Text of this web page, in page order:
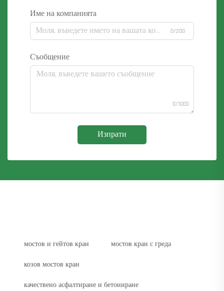
Име на компанията
0/200
Съобщение
0/1000
Изпрати
мостов и гейтов кран мостов кран с греда
козов мостов кран
качествено асфалтиране и бетониране